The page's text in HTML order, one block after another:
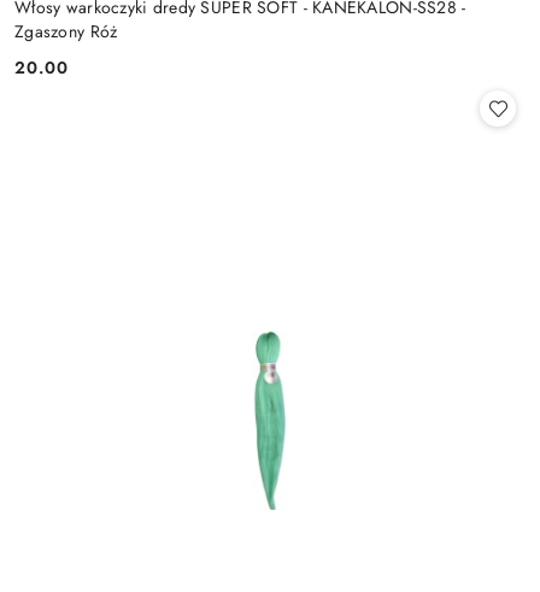
Włosy warkoczyki dredy SUPER SOFT - KANEKALON-SS28 -
Zgaszony Róż
Cena:
20.00